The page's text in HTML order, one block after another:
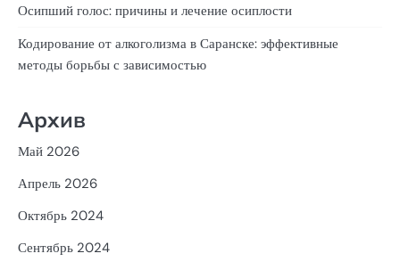
Осипший голос: причины и лечение осиплости
Кодирование от алкоголизма в Саранске: эффективные
методы борьбы с зависимостью
Архив
Май 2026
Апрель 2026
Октябрь 2024
Сентябрь 2024